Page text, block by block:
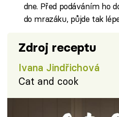
dne. Před podáváním ho
do mrazáku, půjde tak
Zdroj receptu
Ivana Jindřichová
Cat and cook